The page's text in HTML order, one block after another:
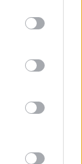
Svar